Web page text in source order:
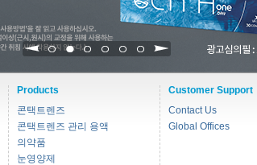
1 2 3 4 5 6
Products
콘택트렌즈
콘택트렌즈 관리 용액
의약품
눈영양제
Customer Support
Contact Us
Global Offices